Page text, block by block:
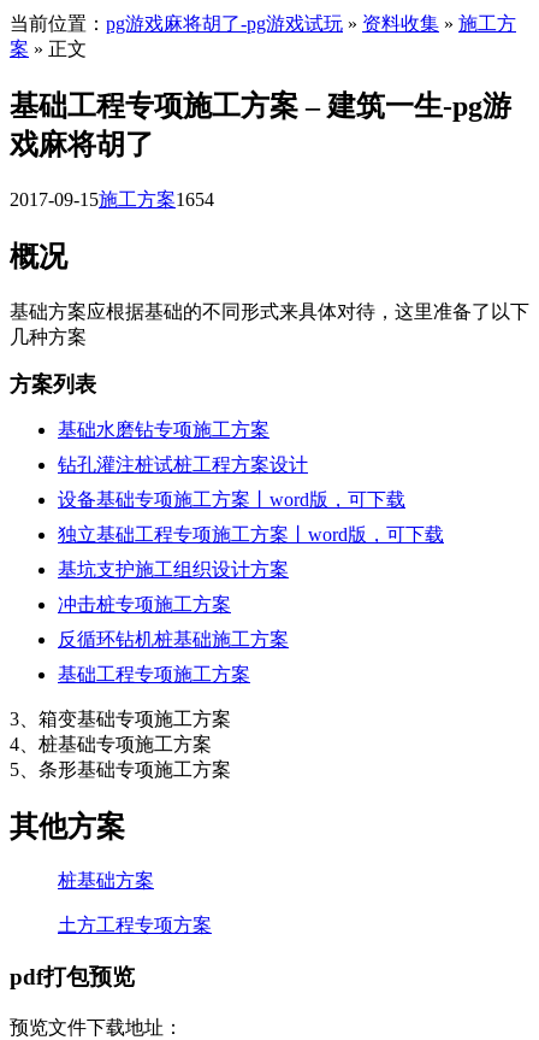
当前位置： pg游戏麻将胡了-pg游戏试玩 » 资料收集 » 施工方
案 » 正文
基础工程专项施工方案 – 建筑一生-pg游
戏麻将胡了
2017-09-15施工方案1654
概况
基础方案应根据基础的不同形式来具体对待，这里准备了以下
几种方案
方案列表
基础水磨钻专项施工方案
钻孔灌注桩试桩工程方案设计
设备基础专项施工方案丨word版，可下载
独立基础工程专项施工方案丨word版，可下载
基坑支护施工组织设计方案
冲击桩专项施工方案
反循环钻机桩基础施工方案
基础工程专项施工方案
3、箱变基础专项施工方案
4、桩基础专项施工方案
5、条形基础专项施工方案
其他方案
桩基础方案
土方工程专项方案
pdf打包预览
预览文件下载地址：